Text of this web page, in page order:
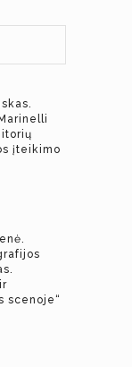
įteikimo
scenoje“